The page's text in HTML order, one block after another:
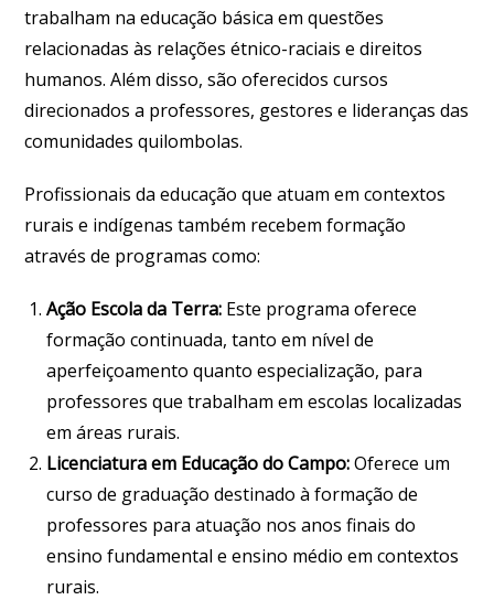
trabalham na educação básica em questões
relacionadas às relações étnico-raciais e direitos
humanos. Além disso, são oferecidos cursos
direcionados a professores, gestores e lideranças das
comunidades quilombolas.
Profissionais da educação que atuam em contextos
rurais e indígenas também recebem formação
através de programas como:
Ação Escola da Terra: Este programa oferece
formação continuada, tanto em nível de
aperfeiçoamento quanto especialização, para
professores que trabalham em escolas localizadas
em áreas rurais.
Licenciatura em Educação do Campo:Oferece um
curso de graduação destinado à formação de
professores para atuação nos anos finais do
ensino fundamental e ensino médio em contextos
rurais.